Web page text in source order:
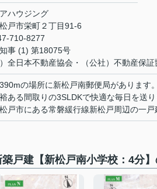
ハウジング
戸市栄町２丁目91-6
710-8277
事 (1) 第18075号
）全日本不動産協会・（公社）不動産保証
の場所に新松戸南郵便局があります
ある間取りの3SLDKで快適な毎日を送
戸市にある常磐緩行線新松戸周辺の一
戸建【新松戸南小学校：4分